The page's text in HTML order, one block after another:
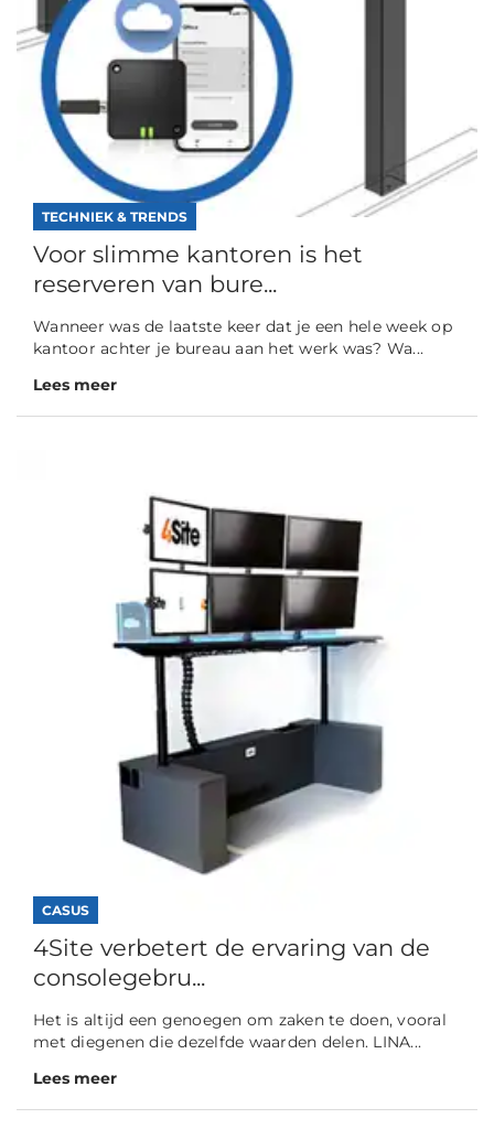
TECHNIEK & TRENDS
Voor slimme kantoren is het
reserveren van bure...
Wanneer was de laatste keer dat je een hele week op
kantoor achter je bureau aan het werk was? Wa...
Lees meer
CASUS
4Site verbetert de ervaring van de
consolegebru...
Het is altijd een genoegen om zaken te doen, vooral
met diegenen die dezelfde waarden delen. LINA...
Lees meer